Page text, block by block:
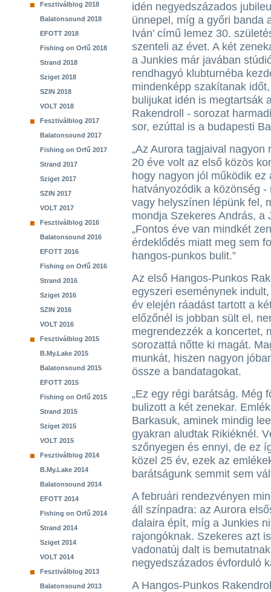
Fesztiválblog 2018
Balatonsound 2018
EFOTT 2018
Fishing on Orfű 2018
Strand 2018
Sziget 2018
SZIN 2018
VOLT 2018
Fesztiválblog 2017
Balatonsound 2017
Fishing on Orfű 2017
Strand 2017
Sziget 2017
SZIN 2017
VOLT 2017
Fesztiválblog 2016
Balatonsound 2016
EFOTT 2016
Fishing on Orfű 2016
Strand 2016
Sziget 2016
SZIN 2016
VOLT 2016
Fesztiválblog 2015
B.My.Lake 2015
Balatonsound 2015
EFOTT 2015
Fishing on Orfű 2015
Strand 2015
Sziget 2015
VOLT 2015
Fesztiválblog 2014
B.My.Lake 2014
Balatonsound 2014
EFOTT 2014
Fishing on Orfű 2014
Strand 2014
Sziget 2014
VOLT 2014
Fesztiválblog 2013
Balatonsound 2013
idén negyedszázados
ünnepel, míg a győri banda
Iván’ című lemez 30.
szenteli az évet. A két
a Junkies már javában
rendhagyó klubturnéba
mindenképp szakítanak
bulijukat idén is megtartsák
Rakendroll - sorozat
sor, ezúttal is a budapesti
„Az Aurora tagjaival
20 éve volt az első közös
hogy nagyon jól működik
hatványozódik a közönség
vagy helyszínen lépünk fel,
mondja Szekeres András, a
„Fontos éve van mindkét
érdeklődés miatt meg sem
hangos-punkos bulit.”
Az első Hangos-Punkos
egyszeri eseménynek
év elején ráadást tartott a
előzőnél is jobban sült el,
megrendezzék a koncertet,
sorozattá nőtte ki magát.
munkát, hiszen nagyon
össze a bandatagokat.
„Ez egy régi barátság. Még
bulizott a két zenekar.
Barkasuk, aminek mindig
gyakran aludtak Rikiéknél.
szőnyegen és ennyi, de ez
közel 25 év, ezek az
barátságunk semmit sem
A februári rendezvényen
áll színpadra: az Aurora
dalaira épít, míg a Junkies
rajongóknak. Szekeres azt
vadonatúj dalt is
negyedszázados évforduló
A Hangos-Punkos